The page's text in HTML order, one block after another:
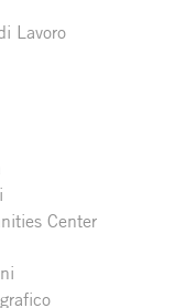
Lavoro
Center